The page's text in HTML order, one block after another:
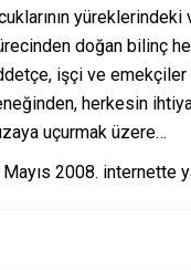
doğan bilinç
işçi ve
herkesin
uçurmak üzere…
2008. internette